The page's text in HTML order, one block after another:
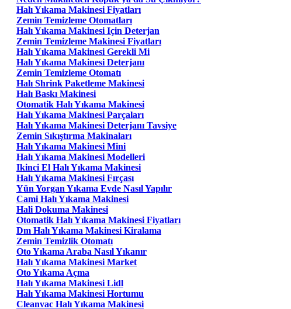
Halı Yıkama Makinesi Fiyatları
Zemin Temizleme Otomatları
Halı Yıkama Makinesi Için Deterjan
Zemin Temizleme Makinesi Fiyatları
Halı Yıkama Makinesi Gerekli Mi
Halı Yıkama Makinesi Deterjanı
Zemin Temizleme Otomatı
Halı Shrink Paketleme Makinesi
Halı Baskı Makinesi
Otomatik Halı Yıkama Makinesi
Halı Yıkama Makinesi Parçaları
Halı Yıkama Makinesi Deterjanı Tavsiye
Zemin Sıkıştırma Makinaları
Halı Yıkama Makinesi Mini
Halı Yıkama Makinesi Modelleri
Ikinci El Halı Yıkama Makinesi
Halı Yıkama Makinesi Fırçası
Yün Yorgan Yıkama Evde Nasıl Yapılır
Cami Halı Yıkama Makinesi
Hali Dokuma Makinesi
Otomatik Halı Yıkama Makinesi Fiyatları
Dm Halı Yıkama Makinesi Kiralama
Zemin Temizlik Otomatı
Oto Yıkama Araba Nasıl Yıkanır
Halı Yıkama Makinesi Market
Oto Yıkama Açma
Halı Yıkama Makinesi Lidl
Halı Yıkama Makinesi Hortumu
Cleanvac Halı Yıkama Makinesi